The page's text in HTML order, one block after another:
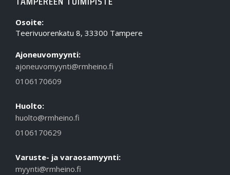
Osoite:
Teerivuorenkatu 8, 33300 Tampere
Ajoneuvomyynti:
ajoneuvomyynti@rmheino.fi
0106170609
Huolto:
huolto@rmheino.fi
0106170629
Varuste- ja varaosamyynti:
myynti@rmheino.fi